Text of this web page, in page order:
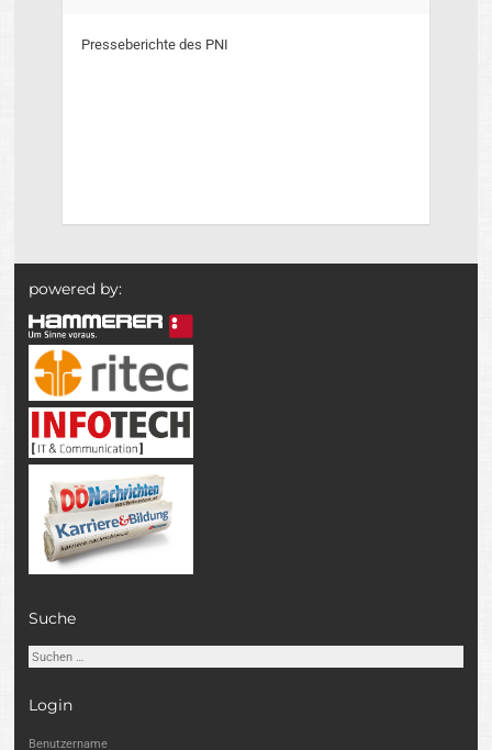
Presseberichte des PNI
powered by:
Suche
Suchen
Login
Benutzername